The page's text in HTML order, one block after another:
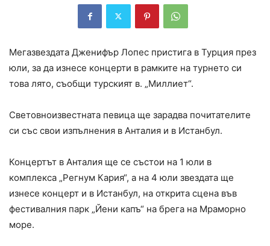
Мегазвездата Дженифър Лопес пристига в Турция през
юли, за да изнесе концерти в рамките на турнето си
това лято, съобщи турският в. „Миллиет“.
Световноизвестната певица ще зарадва почитателите
си със свои изпълнения в Анталия и в Истанбул.
Концертът в Анталия ще се състои на 1 юли в
комплекса „Регнум Кария“, а на 4 юли звездата ще
изнесе концерт и в Истанбул, на открита сцена във
фестивалния парк „Йени капъ“ на брега на Мраморно
море.